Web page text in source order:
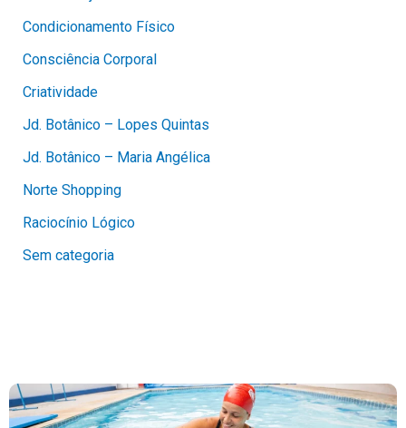
Condicionamento Físico
Consciência Corporal
Criatividade
Jd. Botânico – Lopes Quintas
Jd. Botânico – Maria Angélica
Norte Shopping
Raciocínio Lógico
Sem categoria